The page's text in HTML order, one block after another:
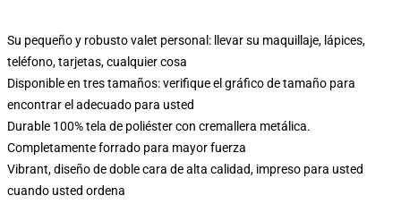
Su pequeño y robusto valet personal: llevar su maquillaje, lápices,
teléfono, tarjetas, cualquier cosa
Disponible en tres tamaños: verifique el gráfico de tamaño para
encontrar el adecuado para usted
Durable 100% tela de poliéster con cremallera metálica.
Completamente forrado para mayor fuerza
Vibrant, diseño de doble cara de alta calidad, impreso para usted
cuando usted ordena